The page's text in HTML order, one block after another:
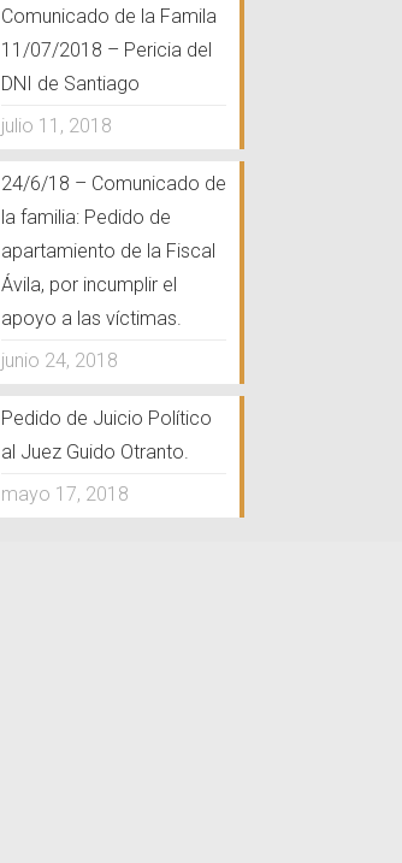
Comunicado de la Famila
11/07/2018 – Pericia del
DNI de Santiago
julio 11, 2018
24/6/18 – Comunicado de
la familia: Pedido de
apartamiento de la Fiscal
Ávila, por incumplir el
apoyo a las víctimas.
junio 24, 2018
Pedido de Juicio Político
al Juez Guido Otranto.
mayo 17, 2018